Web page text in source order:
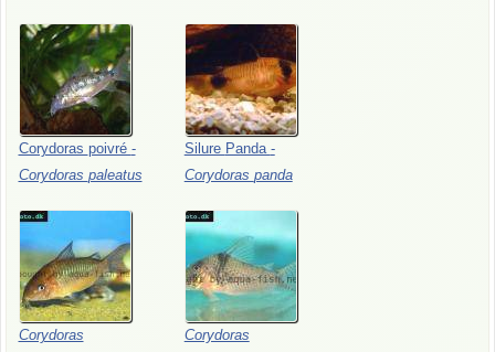
Corydoras poivré -
Corydoras paleatus
Silure Panda -
Corydoras panda
Corydoras
Corydoras